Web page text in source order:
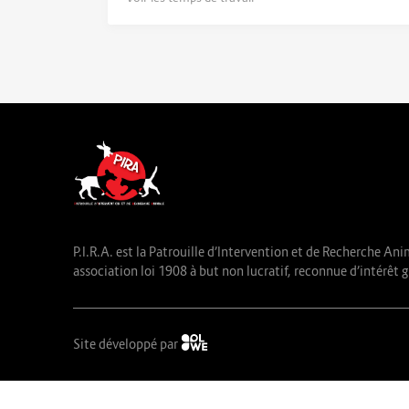
P.I.R.A. est la Patrouille d’Intervention et de Recherche
association loi 1908 à but non lucratif, reconnue d’intérêt
Site développé par